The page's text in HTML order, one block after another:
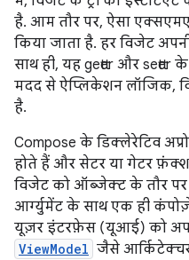
है. आम तौर पर, ऐसा
किया जाता है. हर विजेट
साथ ही, यह getter और
मदद से ऐप्लिकेशन लॉजिक,
है.
Compose के डिक्लेरेटिव
होते हैं और सेटर या गेटर
विजेट को ऑब्जेक्ट के तौर
आर्ग्युमेंट के साथ एक ही
यूज़र इंटरफ़ेस (यूआई) को
ViewModel जैसे